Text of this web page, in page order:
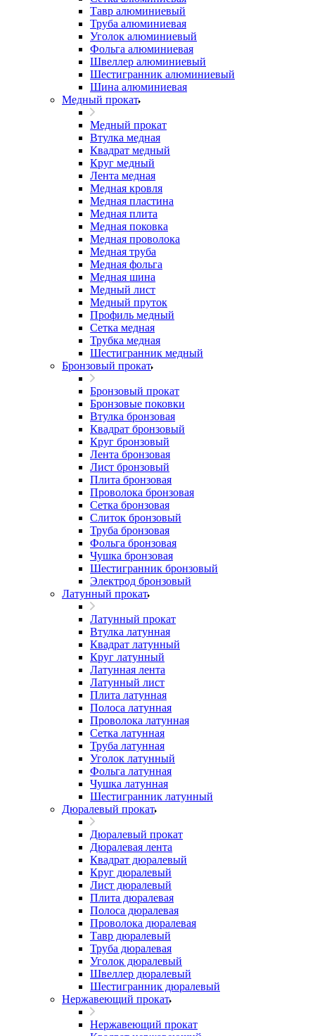
Тавр алюминиевый
Труба алюминиевая
Уголок алюминиевый
Фольга алюминиевая
Швеллер алюминиевый
Шестигранник алюминиевый
Шина алюминиевая
Медный прокат
Медный прокат
Втулка медная
Квадрат медный
Круг медный
Лента медная
Медная кровля
Медная пластина
Медная плита
Медная поковка
Медная проволока
Медная труба
Медная фольга
Медная шина
Медный лист
Медный пруток
Профиль медный
Сетка медная
Трубка медная
Шестигранник медный
Бронзовый прокат
Бронзовый прокат
Бронзовые поковки
Втулка бронзовая
Квадрат бронзовый
Круг бронзовый
Лента бронзовая
Лист бронзовый
Плита бронзовая
Проволока бронзовая
Сетка бронзовая
Слиток бронзовый
Труба бронзовая
Фольга бронзовая
Чушка бронзовая
Шестигранник бронзовый
Электрод бронзовый
Латунный прокат
Латунный прокат
Втулка латунная
Квадрат латунный
Круг латунный
Латунная лента
Латунный лист
Плита латунная
Полоса латунная
Проволока латунная
Сетка латунная
Труба латунная
Уголок латунный
Фольга латунная
Чушка латунная
Шестигранник латунный
Дюралевый прокат
Дюралевый прокат
Дюралевая лента
Квадрат дюралевый
Круг дюралевый
Лист дюралевый
Плита дюралевая
Полоса дюралевая
Проволока дюралевая
Тавр дюралевый
Труба дюралевая
Уголок дюралевый
Швеллер дюралевый
Шестигранник дюралевый
Нержавеющий прокат
Нержавеющий прокат